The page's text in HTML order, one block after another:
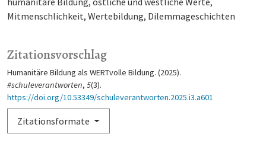
Mitmenschlichkeit Wertebildung Dilemmageschichten
Zitationsvorschlag
Humanitäre Bildung als WERTvolle Bildung. (2025).
#schuleverantworten, 5(3).
https://doi.org/10.53349/schuleverantworten.2025.i3.a601
Zitationsformate